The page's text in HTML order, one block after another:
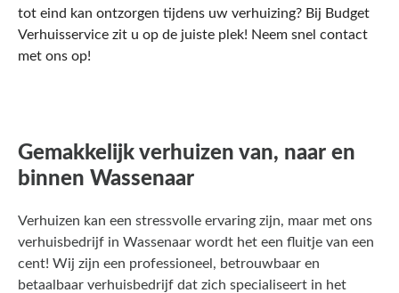
tot eind kan ontzorgen tijdens uw verhuizing? Bij Budget
Verhuisservice zit u op de juiste plek! Neem snel contact
met ons op!
Gemakkelijk verhuizen van, naar en
binnen Wassenaar
Verhuizen kan een stressvolle ervaring zijn, maar met ons
verhuisbedrijf in Wassenaar wordt het een fluitje van een
cent! Wij zijn een professioneel, betrouwbaar en
betaalbaar verhuisbedrijf dat zich specialiseert in het